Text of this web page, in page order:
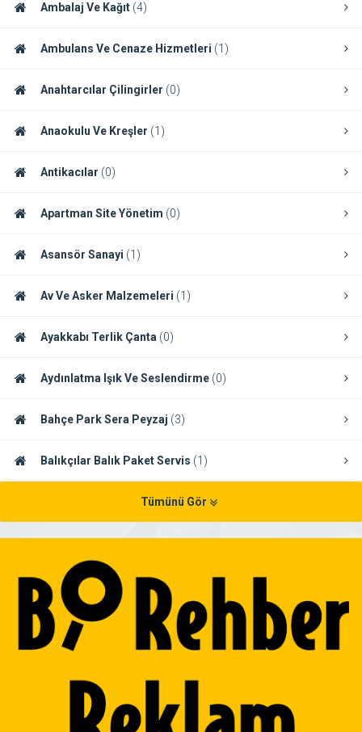
Ambalaj Ve Kağıt (4)
Ambulans Ve Cenaze Hizmetleri (1)
Anahtarcılar Çilingirler (0)
Anaokulu Ve Kreşler (1)
Antikacılar (0)
Apartman Site Yönetim (0)
Asansör Sanayi (1)
Av Ve Asker Malzemeleri (1)
Ayakkabı Terlik Çanta (0)
Aydınlatma Işık Ve Seslendirme (0)
Bahçe Park Sera Peyzaj (3)
Balıkçılar Balık Paket Servis (1)
Tümünü Gör